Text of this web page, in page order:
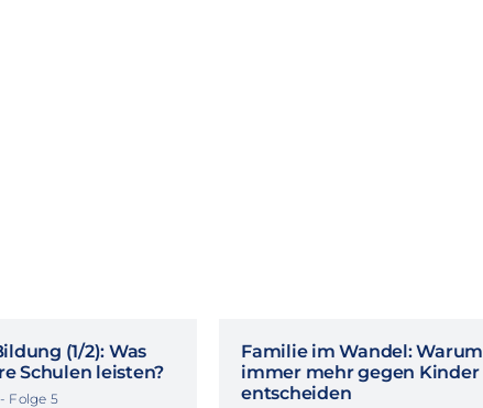
(1/2): Was
Schulen leisten?
Folge 5
Familie im Wandel:
immer mehr gegen Kinder
entscheiden